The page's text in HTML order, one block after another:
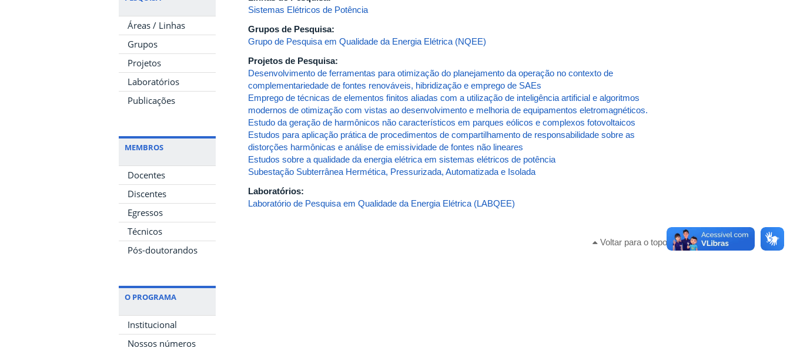
Áreas / Linhas
Grupos
Projetos
Laboratórios
Publicações
MEMBROS
Docentes
Discentes
Egressos
Técnicos
Pós-doutorandos
O PROGRAMA
Institucional
Nossos números
Sistemas Elétricos de Potência
Grupos de Pesquisa:
Grupo de Pesquisa em Qualidade da Energia Elétrica (NQEE)
Projetos de Pesquisa:
Desenvolvimento de ferramentas para otimização do planejamento da operação no contexto de
complementariedade de fontes renováveis, hibridização e emprego de SAEs
Emprego de técnicas de elementos finitos aliadas com a utilização de inteligência artificial e algoritmos
modernos de otimização com vistas ao desenvolvimento e melhoria de equipamentos eletromagnéticos.
Estudo da geração de harmônicos não característicos em parques eólicos e complexos fotovoltaicos
Estudos para aplicação prática de procedimentos de compartilhamento de responsabilidade sobre as
distorções harmônicas e análise de emissividade de fontes não lineares
Estudos sobre a qualidade da energia elétrica em sistemas elétricos de potência
Subestação Subterrânea Hermética, Pressurizada, Automatizada e Isolada
Laboratórios:
Laboratório de Pesquisa em Qualidade da Energia Elétrica (LABQEE)
Voltar para o topo